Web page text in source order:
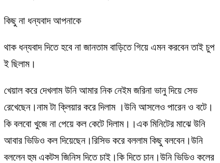
কিছু না ধন্যবাদ আপনাকে
থাক ধন্যবাদ দিতে হবে না জানতাম বাড়িতে গিয়ে এমন করবেন তাই চুপ
ই ছিলাম।
খেয়াল করে দেখলাম উনি আমার নিক নেইম জরিনা ভানু দিয়ে সেভ
রেখেছেন।নাম টা ক্লিয়ার করে দিলাম ।উনি আসলেও পারেন ও বটে।
কি বলবো খুজে না পেয়ে কল কেটে দিলাম।।এক মিনিটের মাঝে উনি
আবার ভিডিও কল দিয়েছেন।রিসিভ করে বললাম কিছু বলবেন।উনি
বললেন হুম একটস জিনিস দিতে চাই।কি দিতে চান।উনি ভিডিও কলের